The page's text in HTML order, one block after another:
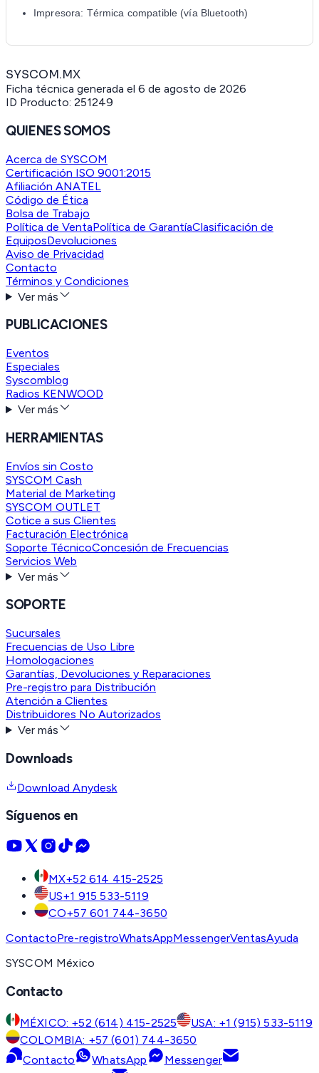
Impresora: Térmica compatible (vía Bluetooth)
SYSCOM.MX
Ficha técnica generada el 6 de agosto de 2026
ID Producto: 251249
QUIENES SOMOS
Acerca de SYSCOM
Certificación ISO 9001:2015
Afiliación ANATEL
Código de Ética
Bolsa de Trabajo
Política de VentaPolítica de GarantíaClasificación de
EquiposDevoluciones
Aviso de Privacidad
Contacto
Términos y Condiciones
Ver más
PUBLICACIONES
Eventos
Especiales
Syscomblog
Radios KENWOOD
Ver más
HERRAMIENTAS
Envíos sin Costo
SYSCOM Cash
Material de Marketing
SYSCOM OUTLET
Cotice a sus Clientes
Facturación Electrónica
Soporte TécnicoConcesión de Frecuencias
Servicios Web
Ver más
SOPORTE
Sucursales
Frecuencias de Uso Libre
Homologaciones
Garantías, Devoluciones y Reparaciones
Pre-registro para Distribución
Atención a Clientes
Distribuidores No Autorizados
Ver más
Downloads
Download Anydesk
Síguenos en
MX+52 614 415-2525
US+1 915 533-5119
CO+57 601 744-3650
ContactoPre-registroWhatsAppMessengerVentasAyuda
SYSCOM México
Contacto
MÉXICO: +52 (614) 415-2525
USA: +1 (915) 533-5119
COLOMBIA: +57 (601) 744-3650
Contacto
WhatsApp Messenger